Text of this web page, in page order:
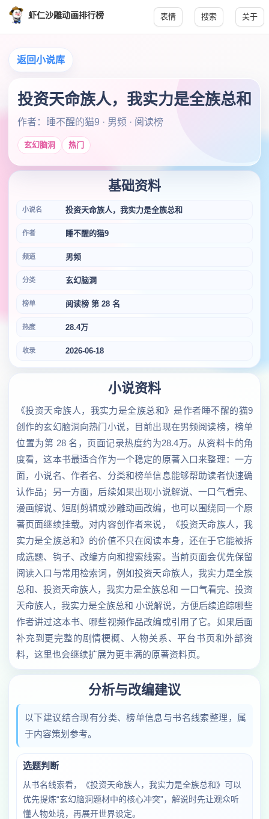
虾仁沙雕动画排行榜 表情 搜索 关于
返回小说库
投资天命族人，我实力是全族总和
作者：睡不醒的猫9 · 男频 · 阅读榜
玄幻脑洞 热门
基础资料
小说名 投资天命族人，我实力是全族总和
作者 睡不醒的猫9
频道 男频
分类 玄幻脑洞
榜单 阅读榜 第 28 名
热度 28.4万
收录 2026-06-18
小说资料
《投资天命族人，我实力是全族总和》是作者睡不醒的猫9
创作的玄幻脑洞向热门小说，目前出现在男频阅读榜，榜单
位置为第 28 名，页面记录热度约为28.4万。从资料卡的角
度看，这本书最适合作为一个稳定的原著入口来整理：一方
面，小说名、作者名、分类和榜单信息能够帮助读者快速确
认作品；另一方面，后续如果出现小说解说、一口气看完、
漫画解说、短剧剪辑或沙雕动画改编，也可以围绕同一个原
著页面继续挂载。对内容创作者来说，《投资天命族人，我
实力是全族总和》的价值不只在阅读本身，还在于它能被拆
成选题、钩子、改编方向和搜索线索。当前页面会优先保留
阅读入口与常用检索词，例如投资天命族人，我实力是全族
总和、投资天命族人，我实力是全族总和 一口气看完、投资
天命族人，我实力是全族总和 小说解说，方便后续追踪哪些
作者讲过这本书、哪些视频作品改编或引用了它。如果后面
补充到更完整的剧情梗概、人物关系、平台书页和外部资
料，这里也会继续扩展为更丰满的原著资料页。
分析与改编建议
以下建议结合现有分类、榜单信息与书名线索整理，属
于内容策划参考。
选题判断
从书名线索看，《投资天命族人，我实力是全族总和》可以
优先提炼“玄幻脑洞题材中的核心冲突”，解说时先让观众听
懂人物处境，再展开世界设定。